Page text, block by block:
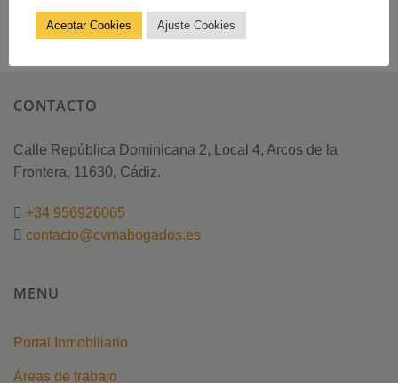
CONTACTO
Calle República Dominicana 2, Local 4, Arcos de la
Frontera, 11630, Cádiz.
+34 956926065
contacto@cvmabogados.es
MENU
Portal Inmobiliario
Áreas de trabajo
Aceptar Cookies Ajuste Cookies